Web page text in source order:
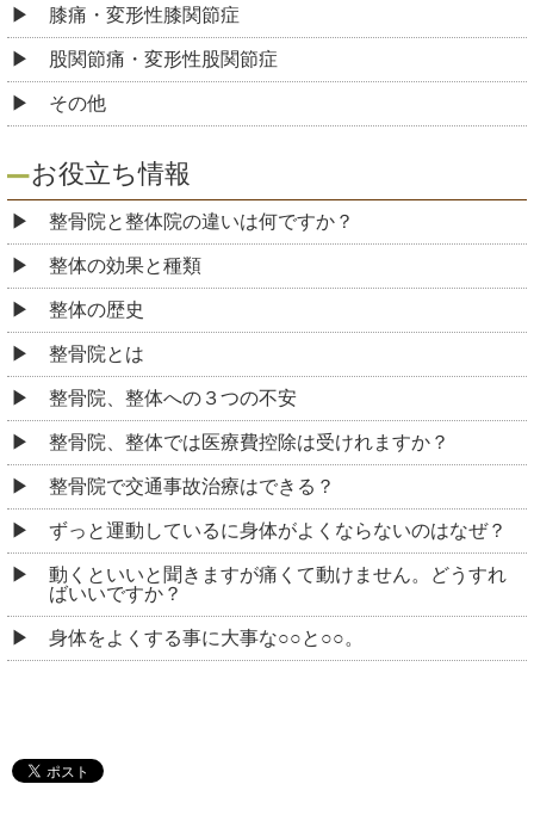
膝痛・変形性膝関節症
股関節痛・変形性股関節症
その他
お役立ち情報
整骨院と整体院の違いは何ですか？
整体の効果と種類
整体の歴史
整骨院とは
整骨院、整体への３つの不安
整骨院、整体では医療費控除は受けれますか？
整骨院で交通事故治療はできる？
ずっと運動しているに身体がよくならないのはなぜ？
動くといいと聞きますが痛くて動けません。どうすれ
ばいいですか？
身体をよくする事に大事な○○と○○。